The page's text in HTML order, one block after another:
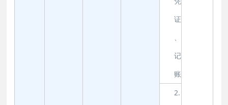
证
记
账
2.